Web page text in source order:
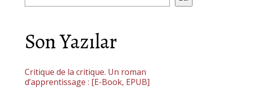
Son Yazılar
Critique de la critique. Un roman
d’apprentissage : [E-Book, EPUB]